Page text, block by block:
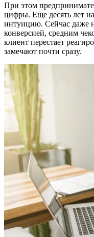
При этом
цифры. Еще десять лет
интуицию. Сейчас даже
конверсией, средним
клиент перестает
замечают почти сразу.